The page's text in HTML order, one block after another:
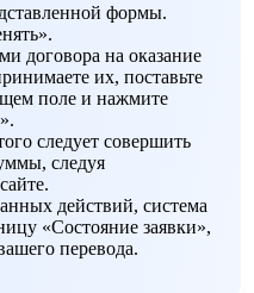
формы.
договора на оказание
их, поставьте
поле и нажмите
следует совершить
следуя
действий, система
«Состояние заявки»,
перевода.